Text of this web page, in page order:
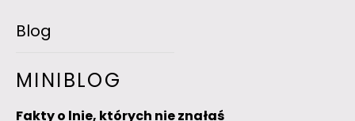
Blog
MINIBLOG
Fakty o lnie, których nie znałaś